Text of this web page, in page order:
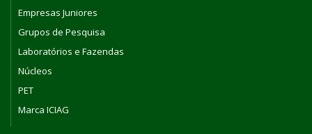
Empresas Juniores
Grupos de Pesquisa
Laboratórios e Fazendas
Núcleos
PET
Marca ICIAG